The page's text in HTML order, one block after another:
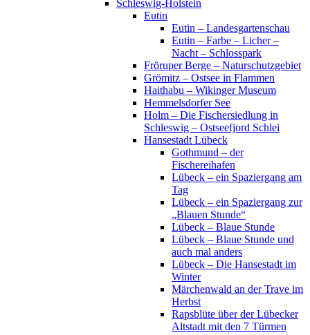
Schleswig-Holstein
Eutin
Eutin – Landesgartenschau
Eutin – Farbe – Licher –
Nacht – Schlosspark
Fröruper Berge – Naturschutzgebiet
Grömitz – Ostsee in Flammen
Haithabu – Wikinger Museum
Hemmelsdorfer See
Holm – Die Fischersiedlung in
Schleswig – Ostseefjord Schlei
Hansestadt Lübeck
Gothmund – der
Fischereihafen
Lübeck – ein Spaziergang am
Tag
Lübeck – ein Spaziergang zur
„Blauen Stunde“
Lübeck – Blaue Stunde
Lübeck – Blaue Stunde und
auch mal anders
Lübeck – Die Hansestadt im
Winter
Märchenwald an der Trave im
Herbst
Rapsblüte über der Lübecker
Altstadt mit den 7 Türmen